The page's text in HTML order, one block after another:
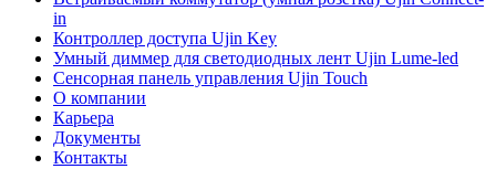
in
Контроллер доступа Ujin Key
Умный диммер для светодиодных лент Ujin Lume-led
Сенсорная панель управления Ujin Touch
О компании
Карьера
Документы
Контакты